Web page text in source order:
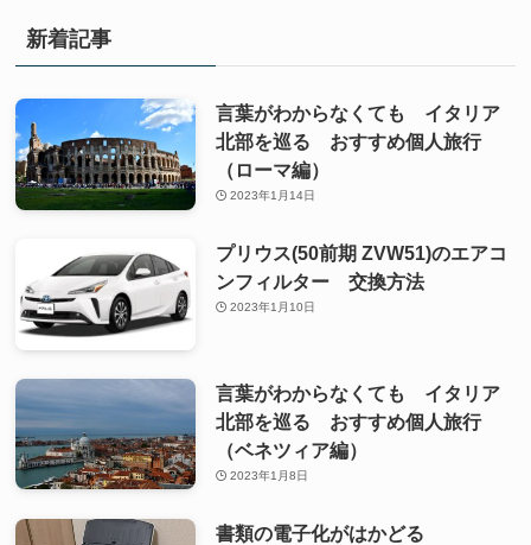
新着記事
言葉がわからなくても イタリア
北部を巡る おすすめ個人旅行
（ローマ編）
2023年1月14日
プリウス(50前期 ZVW51)のエアコ
ンフィルター 交換方法
2023年1月10日
言葉がわからなくても イタリア
北部を巡る おすすめ個人旅行
（ベネツィア編）
2023年1月8日
書類の電子化がはかどる